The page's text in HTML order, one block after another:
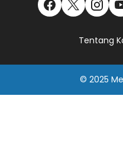
Tentang
© 2025